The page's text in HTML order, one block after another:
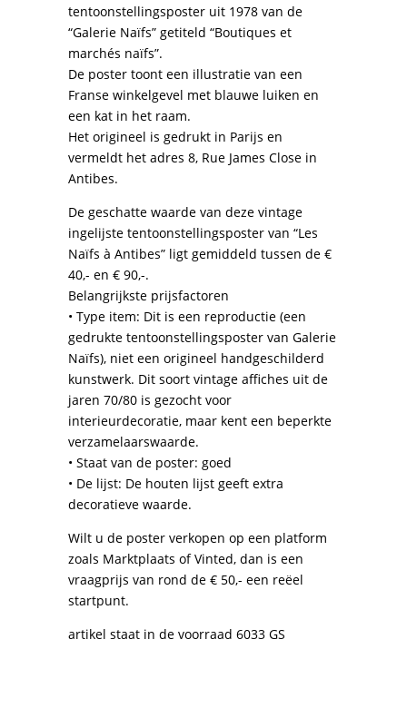
tentoonstellingsposter uit 1978 van de
“Galerie Naïfs” getiteld “Boutiques et
marchés naïfs”.
De poster toont een illustratie van een
Franse winkelgevel met blauwe luiken en
een kat in het raam.
Het origineel is gedrukt in Parijs en
vermeldt het adres 8, Rue James Close in
Antibes.
De geschatte waarde van deze vintage
ingelijste tentoonstellingsposter van “Les
Naïfs à Antibes” ligt gemiddeld tussen de €
40,- en € 90,-.
Belangrijkste prijsfactoren
• Type item: Dit is een reproductie (een
gedrukte tentoonstellingsposter van Galerie
Naïfs), niet een origineel handgeschilderd
kunstwerk. Dit soort vintage affiches uit de
jaren 70/80 is gezocht voor
interieurdecoratie, maar kent een beperkte
verzamelaarswaarde.
• Staat van de poster: goed
• De lijst: De houten lijst geeft extra
decoratieve waarde.
Wilt u de poster verkopen op een platform
zoals Marktplaats of Vinted, dan is een
vraagprijs van rond de € 50,- een reëel
startpunt.
artikel staat in de voorraad 6033 GS